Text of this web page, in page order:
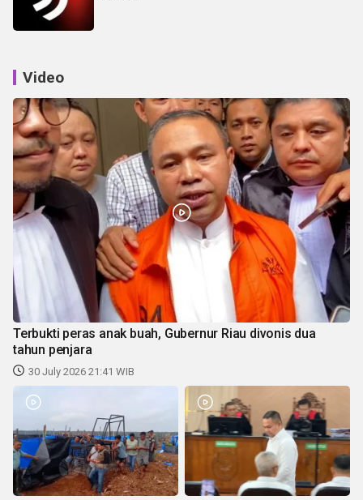
Video
Terbukti peras anak buah, Gubernur Riau divonis dua
tahun penjara
30 July 2026 21:41 WIB